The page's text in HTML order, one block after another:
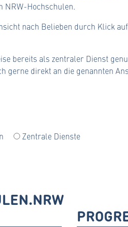
NRW-Hochschulen.
nach Belieben durch Klick
bereits als zentraler Dienst
gerne direkt an die genannten
Zentrale Dienste